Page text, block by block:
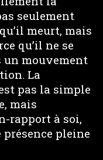
seulement
meurt, mais
qu’il ne se
un mouvement
La
pas la simple
mais
rapport à soi,
pleine